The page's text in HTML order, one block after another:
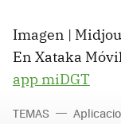
Imagen |
En Xataka
app miDGT
TEMAS